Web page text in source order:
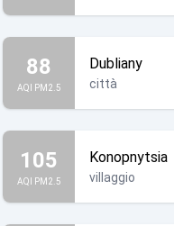
88
AQI PM2.5
Dubliany
città
105
AQI PM2.5
Konopnytsia
villaggio